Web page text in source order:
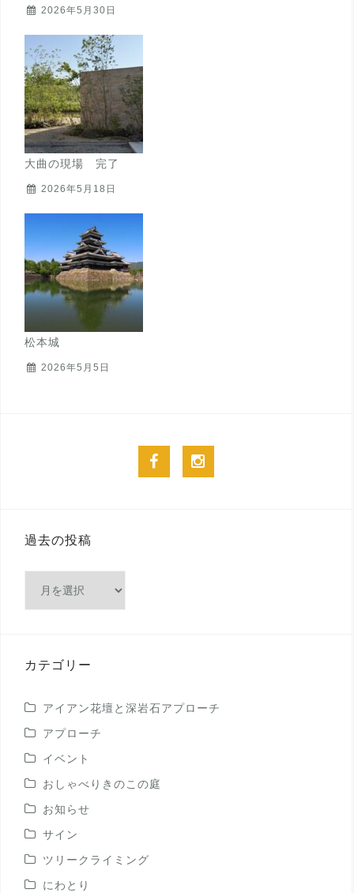
2026年5月30日
大曲の現場 完了
2026年5月18日
松本城
2026年5月5日
facebook
過去の投稿
稿
カテゴリー
アイアン花壇と深岩石アプローチ
アプローチ
イベント
おしゃべりきのこの庭
お知らせ
サイン
ツリークライミング
にわとり